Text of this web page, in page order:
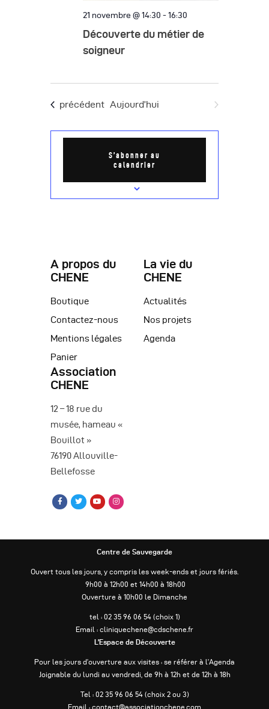
21 novembre @ 14:30 - 16:30
Découverte du métier de
soigneur
Évènements
précédent Aujourd’hui Évènements
S’abonner au
calendrier
A propos du
CHENE
Boutique
Contactez-nous
Mentions légales
Panier
La vie du
CHENE
Actualités
Nos projets
Agenda
Association
CHENE
12 – 18 rue du
musée, hameau «
Bouillot »
76190 Allouville-
Bellefosse
Centre de Sauvegarde
Ouvert tous les jours, y compris les week-ends et jours fériés.
9h00 à 12h00 et 14h00 à 18h00
Ouverture à 10h00 le Dimanche
tel : 02 35 96 06 54 (choix 1)
Email : cliniquechene@cdschene.fr
L’Espace de Découverte
Pour les jours d’ouverture aux visites : se référer à l’Agenda
Joignable du lundi au vendredi, de 9h à 12h et de 12h à 18h
Tel : 02 35 96 06 54 (choix 2 ou 3)
Email : contact@associationchene.com